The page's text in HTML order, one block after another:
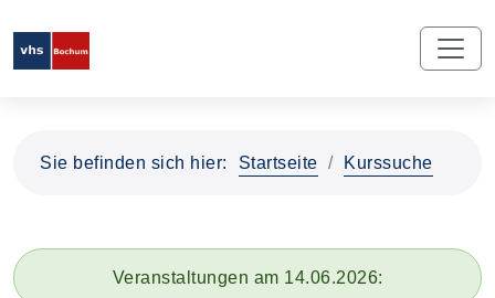
Sie befinden sich hier: Startseite Kurssuche
Veranstaltungen am 14.06.2026: